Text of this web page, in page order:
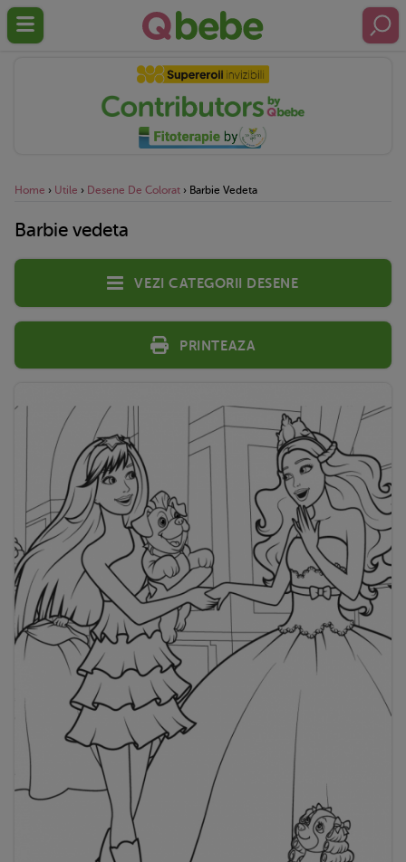
Home › Utile › Desene De Colorat › Barbie Vedeta
Barbie vedeta
Vezi categorii desene
Printeaza